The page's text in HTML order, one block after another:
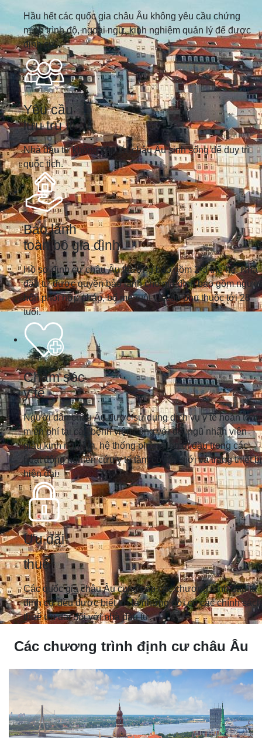
Hầu hết các quốc gia châu Âu không yêu cầu chứng
minh trình độ, ngoại ngữ, kinh nghiệm quản lý để được
định cư.
Yêu cầu
lưu trú ít
Nhà đầu tư không cần tới châu Âu sinh sống để duy trì
quốc tịch.
Bảo lãnh
toàn bộ gia đình
Hồ sơ định cư châu Âu thường bao gồm 2-3 thế hệ. Nhà
đầu tư được quyền bảo lãnh cho gia đình bao gồm người
hôn phối hợp pháp, bố mẹ ruột và con phụ thuộc tới 28
tuổi.
Chăm sóc
y tế
Người dân châu Âu được sử dụng dịch vụ y tế hoàn toàn
miễn phí tại các bệnh viện công với đội ngũ nhân viên
giàu kinh nghiệm, hệ thống phòng lab đi đầu trong các
hoạt động nghiên cứu y tế tầm cỡ thế giới và trang thiết bị
hiện đại.
Ưu đãi
thuế
Các quốc gia châu Âu cung cấp các chương trình đầu tư
định cư đều được biết tới là những nơi có các chính sách
thuế ưu đãi đối với nhà đầu tư.
Các chương trình định cư châu Âu